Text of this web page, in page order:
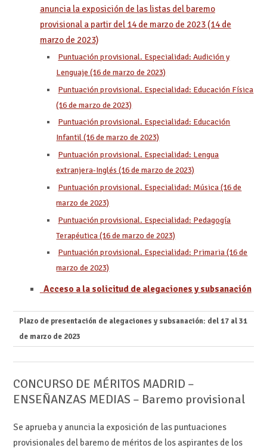
anuncia la exposición de las listas del baremo
provisional a partir del 14 de marzo de 2023 (14 de
marzo de 2023)
Puntuación provisional. Especialidad: Audición y
Lenguaje (16 de marzo de 2023)
Puntuación provisional. Especialidad: Educación Física
(16 de marzo de 2023)
Puntuación provisional. Especialidad: Educación
Infantil (16 de marzo de 2023)
Puntuación provisional. Especialidad: Lengua
extranjera-Inglés (16 de marzo de 2023)
Puntuación provisional. Especialidad: Música (16 de
marzo de 2023)
Puntuación provisional. Especialidad: Pedagogía
Terapéutica (16 de marzo de 2023)
Puntuación provisional. Especialidad: Primaria (16 de
marzo de 2023)
Acceso a la solicitud de alegaciones y subsanación
Plazo de presentación de alegaciones y subsanación: del 17 al 31
de marzo de 2023
CONCURSO DE MÉRITOS MADRID –
ENSEÑANZAS MEDIAS – Baremo provisional
Se aprueba y anuncia la exposición de las puntuaciones
provisionales del baremo de méritos de los aspirantes de los